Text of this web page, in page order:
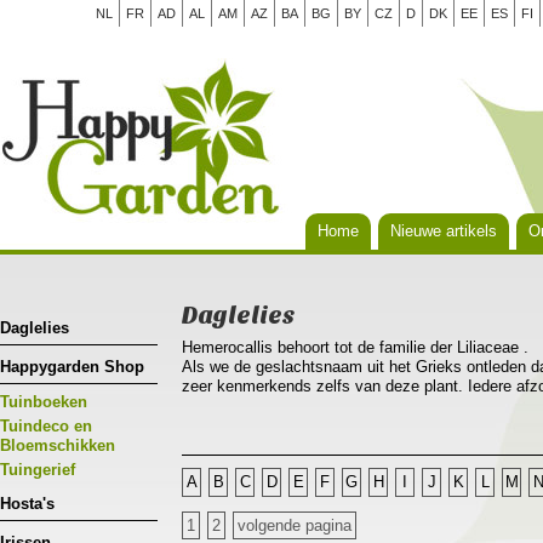
NL FR AD AL AM AZ BA BG BY CZ D DK EE ES FI
Home Nieuwe artikels
Daglelies
Happygarden Shop
Tuinboeken
Tuindeco en
Bloemschikken
Tuingerief
Hosta's
Daglelies
Hemerocallis behoort tot de familie der Liliaceae .
Als we de geslachtsnaam uit het Grieks ontleden
zeer kenmerkends zelfs van deze plant. Iedere
bossen van lijnvormige bladeren die sierlijk
sierwaarde met zijn heldergroen licht glanzend blad.
Hemerocallis is een plant die je tussen andere
A B C D E F G H J K L M N
1 2 volgende pagina